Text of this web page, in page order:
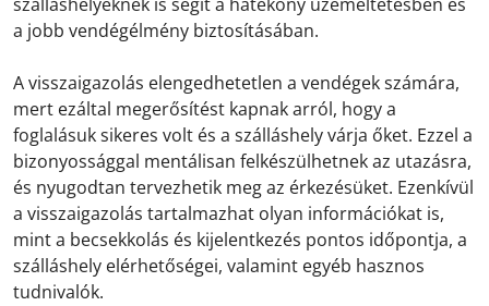
a jobb vendégélmény biztosításában.
A visszaigazolás elengedhetetlen a vendégek számára,
mert ezáltal megerősítést kapnak arról, hogy a
foglalásuk sikeres volt és a szálláshely várja őket. Ezzel a
bizonyossággal mentálisan felkészülhetnek az utazásra,
és nyugodtan tervezhetik meg az érkezésüket. Ezenkívül
a visszaigazolás tartalmazhat olyan információkat is,
mint a becsekkolás és kijelentkezés pontos időpontja, a
szálláshely elérhetőségei, valamint egyéb hasznos
tudnivalók.